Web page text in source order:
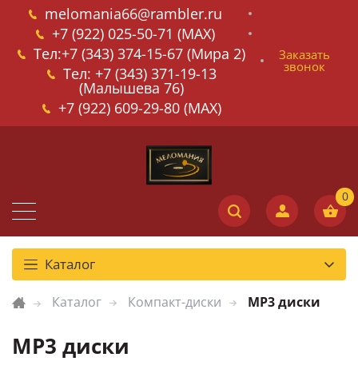
melomania66@rambler.ru
+7 (922) 025-50-71 (MAX)
Тел:+7 (343) 374-15-67 (Мира 2)
Тел: +7 (343) 371-19-13
(Малышева 76)
+7 (922) 609-29-80 (MAX)
Заказать
звонок
Каталог
Каталог Компакт-диски MP3 диски
MP3 диски